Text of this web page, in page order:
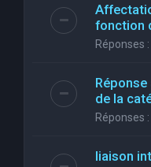
fonction
Réponses :
de la
Réponses :
liaison